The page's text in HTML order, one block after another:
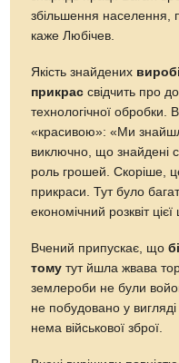
збільшення населення,
каже Любічев.
Якість знайдених
прикрас свідчить про
технологічної обробки.
«красивою»: «Ми
виключно, що знайдені
роль грошей. Скоріше,
прикраси. Тут було
економічний розквіт цієї
Вчений припускає, що
тому тут йшла жвава
землероби не були
не побудовано у
нема військової зброї.